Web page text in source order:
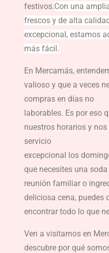
festivos.Con una
frescos y de alta
excepcional, estamos
más fácil.
En Mercamás,
valioso y que a veces
compras en días no
laborables. Es por eso
nuestros horarios y
servicio
excepcional los
que necesites una
reunión familiar o
deliciosa cena, puedes
encontrar todo lo que
Ven a visitarnos en
descubre por qué